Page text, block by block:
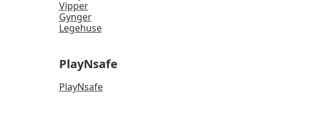
Vipper
Gynger
Legehuse
PlayNsafe
PlayNsafe